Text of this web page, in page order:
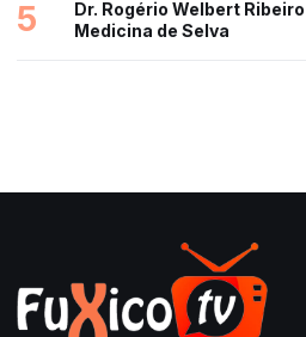
5
Dr. Rogério Welbert
Medicina de Selva